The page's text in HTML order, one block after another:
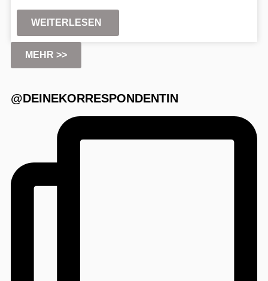
WEITERLESEN
MEHR >>
@DEINEKORRESPONDENTIN